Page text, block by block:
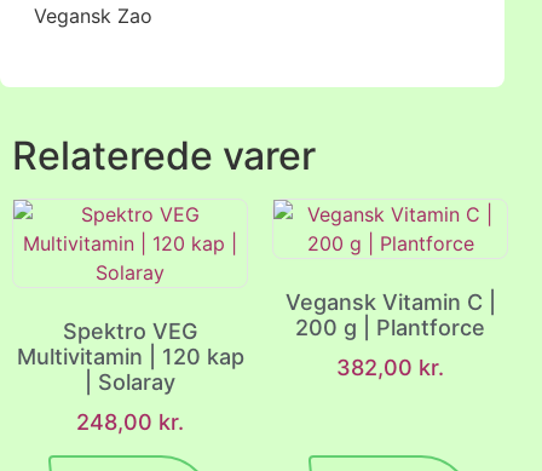
Vegansk Zao
Relaterede varer
Spektro VEG
Multivitamin | 120 kap
| Solaray
248,00 kr.
Vegansk Vitamin C |
200 g | Plantforce
382,00 kr.